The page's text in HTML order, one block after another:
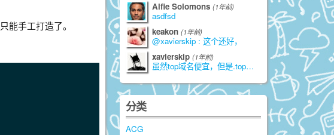
能手工打造了。
Alfie Solomons (1年前)
asdfsd
keakon (1年前)
@xavierskip : 这个还好，
xavierskip (1年前)
虽然top域名便宜，但是.top是由江苏
分类
ACG